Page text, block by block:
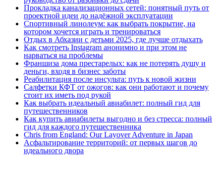
Прокладка канализационных сетей: понятный путь от
проектной идеи до надёжной эксплуатации
Спортивный линолеум: как выбрать покрытие, на
котором хочется играть и тренироваться
Отдых в Абхазии с детьми 2025, где лучше отдыхать
Как смотреть Instagram анонимно и при этом не
нарваться на проблемы
Франшиза дома престарелых: как не потерять душу и
деньги, входя в бизнес заботы
Реабилитация после инсульта: путь к новой жизни
Салфетки КФТ от ожогов: как они работают и почему
стоит их иметь под рукой
Как выбрать идеальный авиабилет: полный гид для
путешественников
Как купить авиабилеты выгодно и без стресса: полный
гид для каждого путешественника
Chris from England: Our Layover Adventure in Japan
Асфальтирование территорий: от первых шагов до
идеального двора